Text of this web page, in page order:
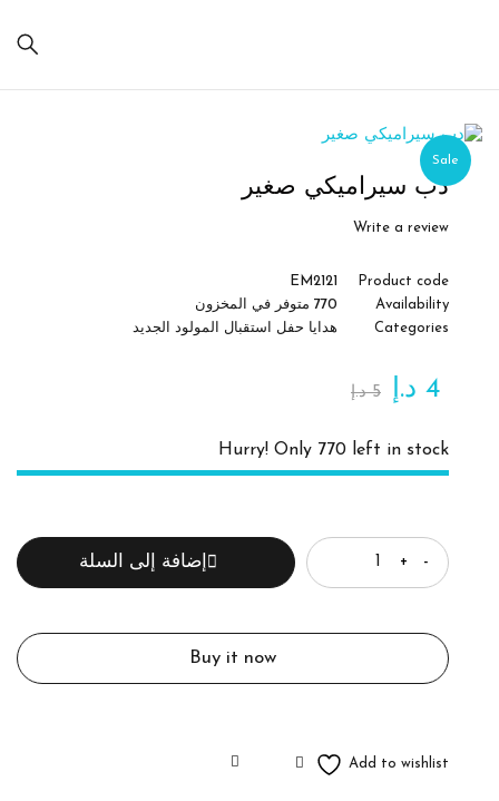
Sale
دب سيراميكي صغير
Write a review
Product code
EM2121
Availability
770 متوفر في المخزون
Categories
هدايا حفل استقبال المولود الجديد
5 د.إ 4 د.إ
Hurry! Only 770 left in stock
إضافة إلى السلة
Buy it now